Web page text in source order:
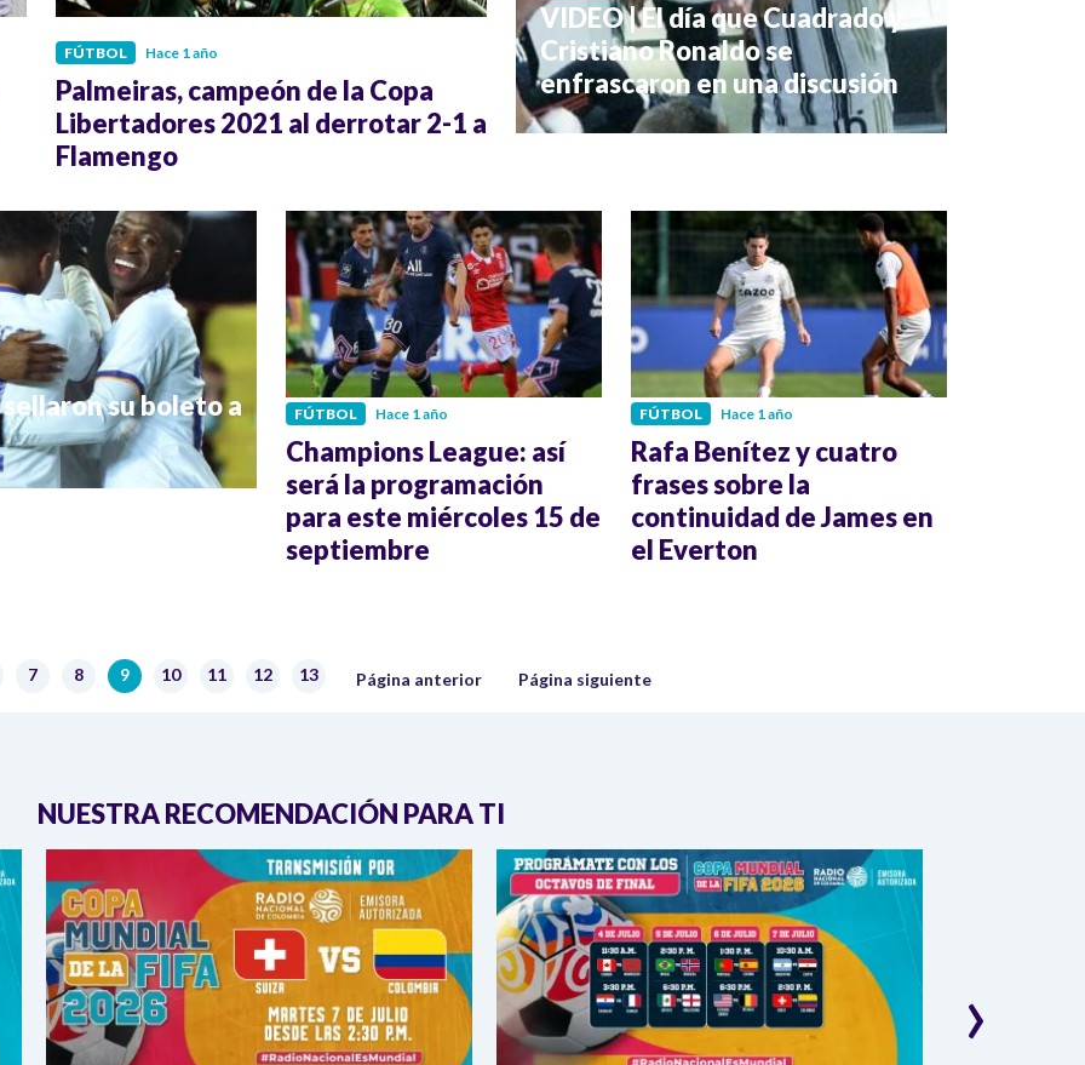
FÚTBOL Hace 1 año
Palmeiras, campeón de la Copa
Libertadores 2021 al derrotar 2-1 a
Flamengo
VIDEO | El día que Cuadrado y
Cristiano Ronaldo se
enfrascaron en una discusión
su boleto a
FÚTBOL Hace 1 año
Champions League: así
será la programación
para este miércoles 15 de
septiembre
FÚTBOL Hace 1 año
Rafa Benítez y cuatro
frases sobre la
continuidad de James en
el Everton
Página
7 Página
8 Página actual
9 Página
10 Página
11 Página
12 Página
13 Página anterior
Página anterior Siguiente página
Página siguiente
NUESTRA RECOMENDACIÓN PARA TI
›